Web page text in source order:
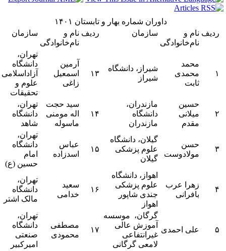
داوران شماره بهار و تابستان ۱۴۰۱
ردیف نام و
نام‌خانوادگی
سازمان ردیف نام و
نام‌خانوادگی
سازمان
محمد
محمدی
ثابت
شیراز، دانشگاه
شیراز
۱۳
آرمین
اسمعیل
زاغی
تهران،
دانشگاه
آزاداسلامی
علوم و
تحقیقات
حسین
میلانی
مقدم
مازندران،
دانشگاه
مازندران
۱۴
سید حجت
اله مومنی
ماسوله
تهران،
دانشگاه
شاهد
حسن
مولادوست
گیلان، دانشگاه
علوم پزشکی
گیلان
۱۵
عباس
اسدزاده
تهران،
دانشگاه
امام
حسین (ع)
زهرا عرب
بافرانی
اهواز، دانشگاه
علوم پزشکی
جندی شاپور
اهواز
۱۶
سعید
خدامی
تهران،
دانشگاه
مالک اشتر
علی احمدی
گرگان، موسسه
آموزش عالی
غیرانتفاعی
لامعی گرگانی
۱۷
مصطفی
محمودی
تهران،
دانشگاه
صنعتی
امیرکبیر